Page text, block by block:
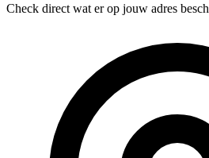
Check direct wat er op jouw adres